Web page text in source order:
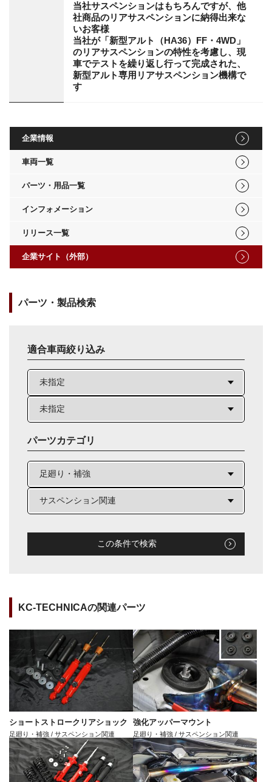
当社サスペンションはもちろんですが、他
社商品のリアサスペンションに納得出来な
いお客様
当社が「新型アルト（HA36）FF・4WD」
のリアサスペンションの特性を考慮し、現
車でテストを繰り返し行って完成された、
新型アルト専用リアサスペンション機構で
す
企業情報
車両一覧
パーツ・用品一覧
インフォメーション
リリース一覧
企業サイト（外部）
パーツ・製品検索
適合車両絞り込み
パーツカテゴリ
この条件で検索
KC-TECHNICAの関連パーツ
ショートストロークリアショック
足廻り・補強 / サスペンション関連
強化アッパーマウント
足廻り・補強 / サスペンション関連